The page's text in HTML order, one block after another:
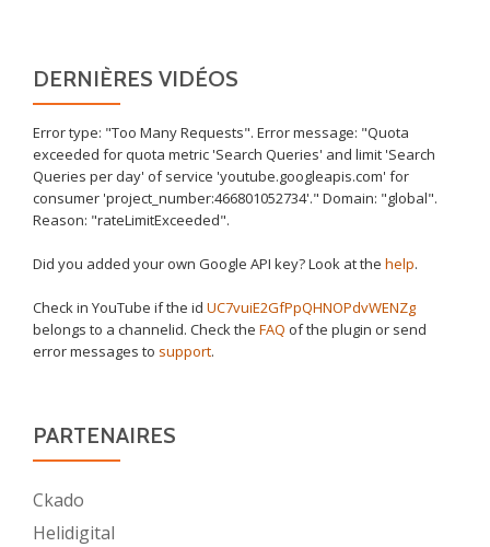
DERNIÈRES VIDÉOS
Error type: "Too Many Requests". Error message: "Quota
exceeded for quota metric 'Search Queries' and limit 'Search
Queries per day' of service 'youtube.googleapis.com' for
consumer 'project_number:466801052734'." Domain: "global".
Reason: "rateLimitExceeded".
Did you added your own Google API key? Look at the help.
Check in YouTube if the id UC7vuiE2GfPpQHNOPdvWENZg
belongs to a channelid. Check the FAQ of the plugin or send
error messages to support.
PARTENAIRES
Ckado
Helidigital